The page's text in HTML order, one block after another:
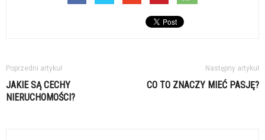
Poprzedni artykuł
JAKIE SĄ CECHY
NIERUCHOMOŚCI?
Następny artykuł
CO TO ZNACZY MIEĆ PASJĘ?